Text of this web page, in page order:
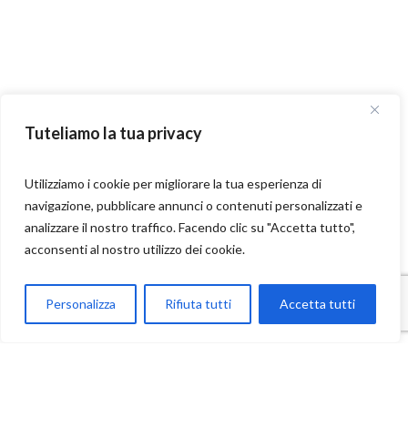
Tuteliamo la tua privacy
Utilizziamo i cookie per migliorare la tua esperienza di
navigazione, pubblicare annunci o contenuti personalizzati e
analizzare il nostro traffico. Facendo clic su "Accetta tutto",
acconsenti al nostro utilizzo dei cookie.
Personalizza Rifiuta tutti Accetta tutti
Parla con Motoexplora
Open chaty